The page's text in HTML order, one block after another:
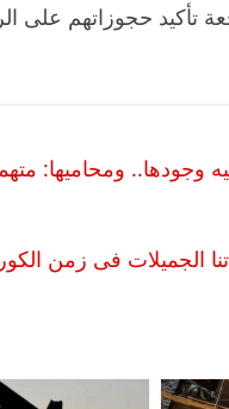
الذين قاموا بالحجز قبل 15 يونيو بمراجعة تأكيد
وجودها.. ومحاميها:
الجميلات فى زمن